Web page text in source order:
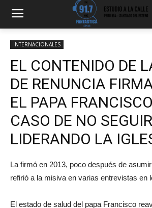
INTERNACIONALES
EL CONTENIDO DE
DE RENUNCIA
EL PAPA
CASO DE NO SEGUIR
LIDERANDO LA
La firmó en 2013, poco después de
refirió a la misiva en varias entrevistas en
El estado de salud del papa Francisco